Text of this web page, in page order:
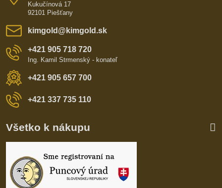
Kukučínová 17
92101 Piešťany
kimgold​@kimgold​.sk
+421 905 718 720
Ing. Kamil Strmenský - konateľ
+421 905 657 700
+421 337 735 110
Všetko k nákupu